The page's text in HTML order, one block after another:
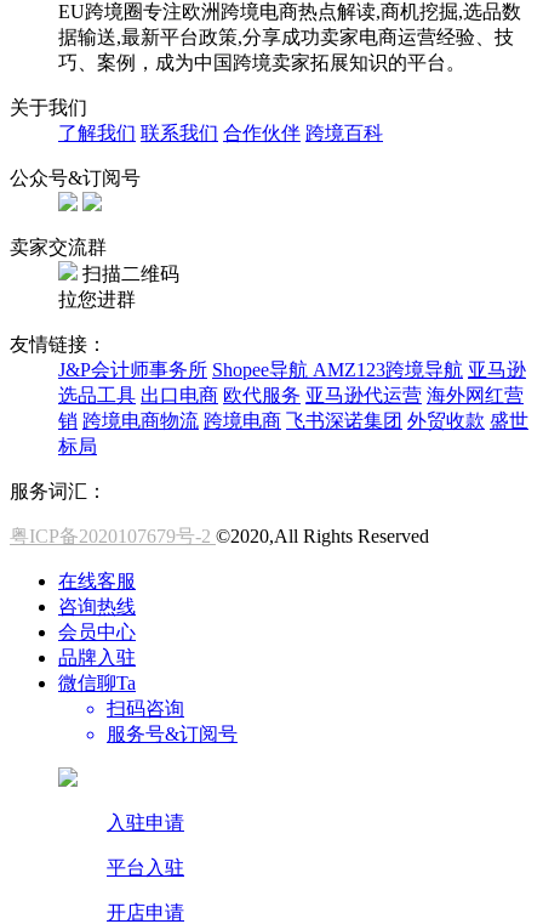
EU跨境圈专注欧洲跨境电商热点解读,商机挖掘,选品数
据输送,最新平台政策,分享成功卖家电商运营经验、技
巧、案例，成为中国跨境卖家拓展知识的平台。
关于我们
了解我们 联系我们 合作伙伴 跨境百科
公众号&订阅号
卖家交流群
扫描二维码
拉您进群
友情链接：
J&P会计师事务所 Shopee导航 AMZ123跨境导航 亚马逊
选品工具 出口电商 欧代服务 亚马逊代运营 海外网红营
销 跨境电商物流 跨境电商 飞书深诺集团 外贸收款 盛世
标局
服务词汇：
粤ICP备2020107679号-2 ©2020,All Rights Reserved
在线客服
咨询热线
会员中心
品牌入驻
微信聊Ta
扫码咨询
服务号&订阅号
入驻申请
平台入驻
开店申请